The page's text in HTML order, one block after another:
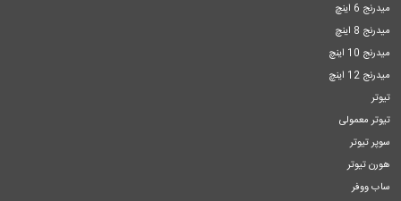
میدرنج 6 اینچ
میدرنج 8 اینچ
میدرنج 10 اینچ
میدرنج 12 اینچ
تیوتر
تیوتر معمولی
سوپر تیوتر
هورن تیوتر
ساب ووفر